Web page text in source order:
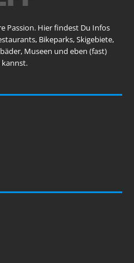
Passion. Hier findest Du Infos
Bikeparks, Skigebiete,
Museen und eben (fast)
kannst.